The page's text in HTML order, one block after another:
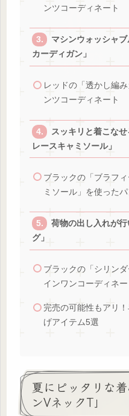
ンツコーディネート
マシンウォッシャ
カーディガン」
レッドの「透かし編
ンツコーディネート
スッキリと着こな
レースキャミソール」
ブラックの「ブラフ
ミソール」を使った
荷物の出し入れが
グ」
ブラックの「シリン
インワンコーディネー
完売の可能性もアリ
げアイテム5選
夏にピッタリな
ンVネックT」